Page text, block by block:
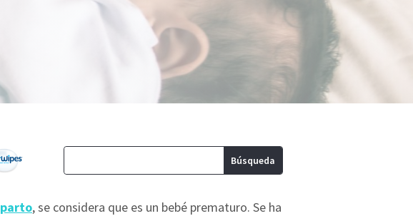
parto, se considera que es un bebé prematuro. Se ha